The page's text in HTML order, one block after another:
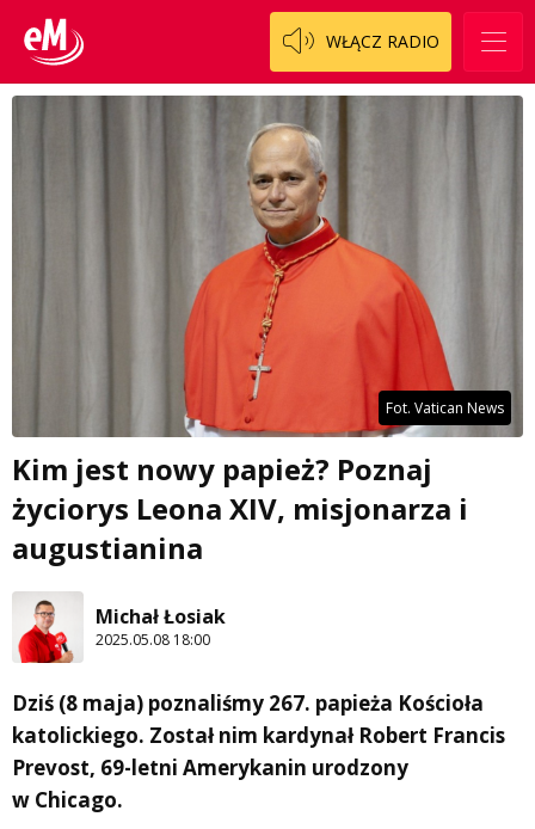
WŁĄCZ RADIO
Fot. Vatican News
Kim jest nowy papież? Poznaj
życiorys Leona XIV, misjonarza i
augustianina
Michał Łosiak
2025.05.08 18:00
Dziś (8 maja) poznaliśmy 267. papieża Kościoła
katolickiego. Został nim kardynał Robert Francis
Prevost, 69-letni Amerykanin urodzony
w Chicago.